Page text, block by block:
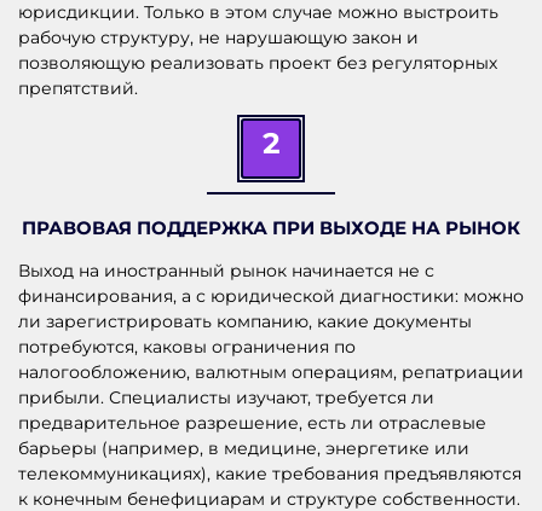
юрисдикции. Только в этом случае можно выстроить
рабочую структуру, не нарушающую закон и
позволяющую реализовать проект без регуляторных
препятствий.
2
ПРАВОВАЯ ПОДДЕРЖКА ПРИ ВЫХОДЕ НА РЫНОК
Выход на иностранный рынок начинается не с
финансирования, а с юридической диагностики: можно
ли зарегистрировать компанию, какие документы
потребуются, каковы ограничения по
налогообложению, валютным операциям, репатриации
прибыли. Специалисты изучают, требуется ли
предварительное разрешение, есть ли отраслевые
барьеры (например, в медицине, энергетике или
телекоммуникациях), какие требования предъявляются
к конечным бенефициарам и структуре собственности.